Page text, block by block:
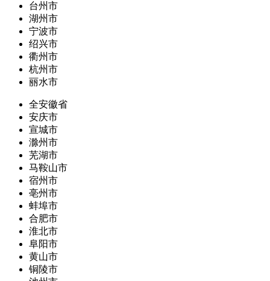
台州市
湖州市
宁波市
绍兴市
衢州市
杭州市
丽水市
全安徽省
安庆市
宣城市
滁州市
芜湖市
马鞍山市
宿州市
亳州市
蚌埠市
合肥市
淮北市
阜阳市
黄山市
铜陵市